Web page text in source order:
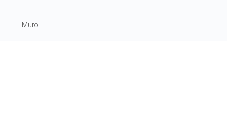
Muro